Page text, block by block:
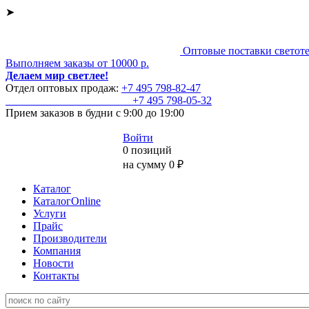
➤
Оптовые поставки
Выполняем заказы от 10000 р.
Делаем мир светлее!
Отдел оптовых продаж: +7 495 798-82-47
+7 495 798-05-32
Прием заказов в будни с 9:00 до 19:00
Войти
0 позиций
на сумму 0 ₽
Каталог
КаталогOnline
Услуги
Прайс
Производители
Компания
Новости
Контакты